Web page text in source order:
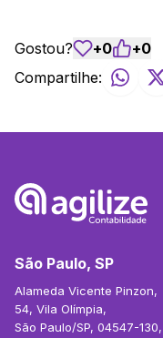
Gostou? +0 +0
Compartilhe:
São Paulo, SP
Alameda Vicente Pinzon,
54, Vila Olímpia,
São Paulo/SP, 04547-130,